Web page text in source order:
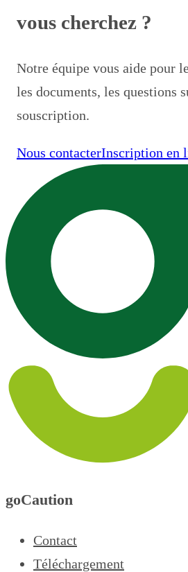
vous cherchez ?
Notre équipe vous aide pour
les documents, les questions
souscription.
Nous contacterInscription en
goCaution
Contact
Téléchargement